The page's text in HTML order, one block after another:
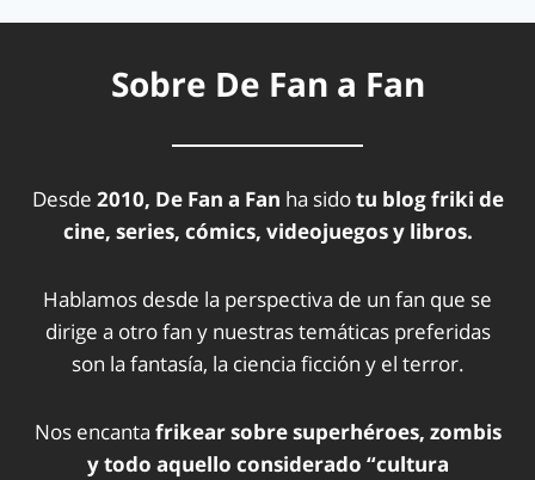
Sobre De Fan a Fan
Desde 2010, De Fan a Fan ha sidotu blog friki de
cine, series, cómics, videojuegos y libros.
Hablamos desde la perspectiva de un fan que se
dirige a otro fan y nuestras temáticas preferidas
son la fantasía, la ciencia ficción y el terror.
Nos encanta frikear sobre superhéroes, zombis
y todo aquello considerado “cultura